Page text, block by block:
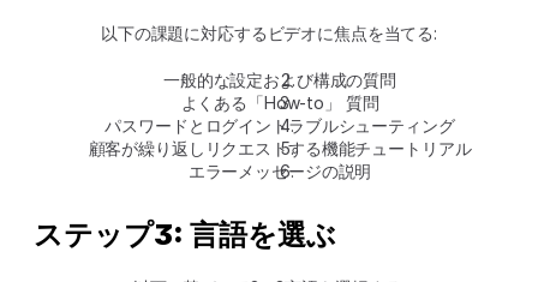
以下の課題に対応するビデオに焦点を当てる:
一般的な設定および構成の質問
よくある「How-to」 質問
パスワードとログイントラブルシューティング
顧客が繰り返しリクエストする機能チュートリアル
エラーメッセージの説明
ステップ3: 言語を選ぶ